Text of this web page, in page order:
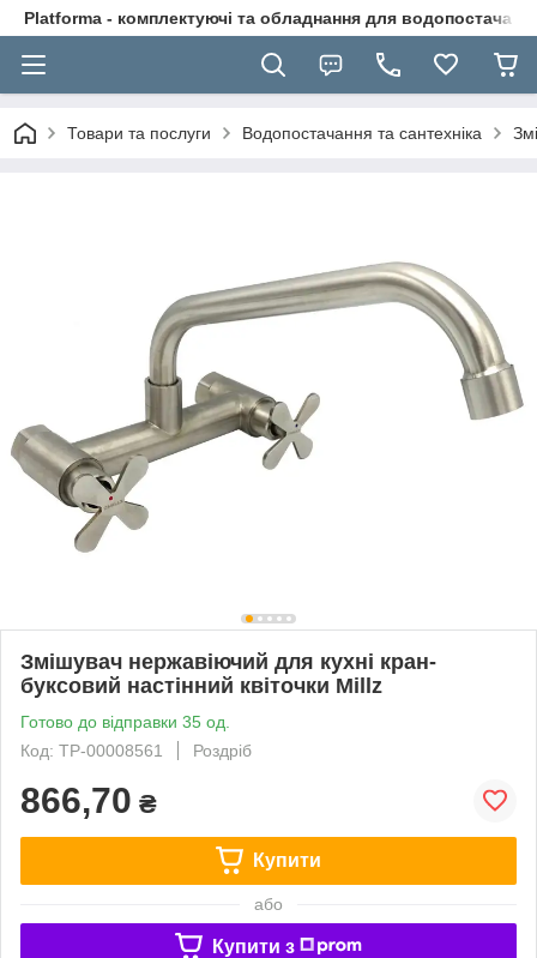
Platforma - комплектуючі та обладнання для
Товари та послуги Водопостачання та сантехніка
Змішувач нержавіючий для кухні кран-
буксовий настінний квіточки Millz
Готово до відправки 35 од.
Код: ТР-00008561
Роздріб
866,70 ₴
Купити
або
Купити з